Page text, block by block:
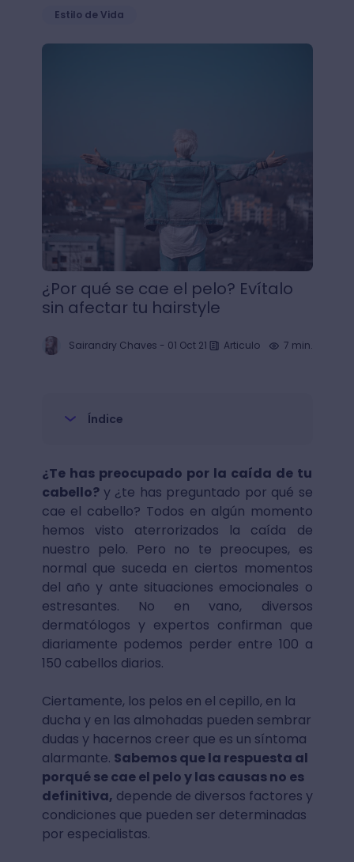
Estilo de Vida
¿Por qué se cae el pelo? Evítalo sin afectar tu
¿Por qué se cae el pelo? Evítalo
sin afectar tu hairstyle
Sairandry Chaves - 01 Oct 21 Articulo 7 min.
Índice
¿Te has preocupado por la caída de tu
cabello?y ¿te has preguntado por qué se
cae el cabello? Todos en algún momento
hemos visto aterrorizados la caída de
nuestro pelo. Pero no te preocupes, es
normal que suceda en ciertos momentos
del año y ante situaciones emocionales o
estresantes. No en vano, diversos
dermatólogos y expertos confirman que
diariamente podemos perder entre 100 a
150 cabellos diarios.
Ciertamente, los pelos en el cepillo, en la
ducha y en las almohadas pueden sembrar
dudas y hacernos creer que es un síntoma
alarmante. Sabemos que la respuesta al
porqué se cae el pelo y las causas no es
definitiva, depende de diversos factores y
condiciones que pueden ser determinadas
por especialistas.